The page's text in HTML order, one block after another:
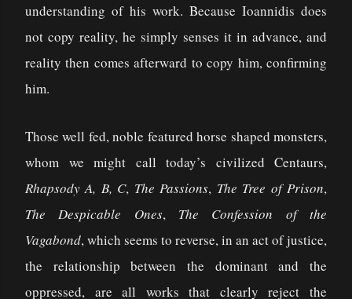
understanding of his work. Because Ioannidis does
not copy reality, he simply senses it in advance, and
reality then comes afterward to copy him, confirming
him.
Those well fed, noble featured horse shaped monsters,
whom we might call today’s civilized Centaurs,
Rhapsody A, B, C, The Passions, The Tree of Prison,
The Despicable Ones, The Confession of the
Vagabond, which seems to reverse, in an act of justice,
the relationship between the dominant and the
oppressed, are all works that clearly reject the